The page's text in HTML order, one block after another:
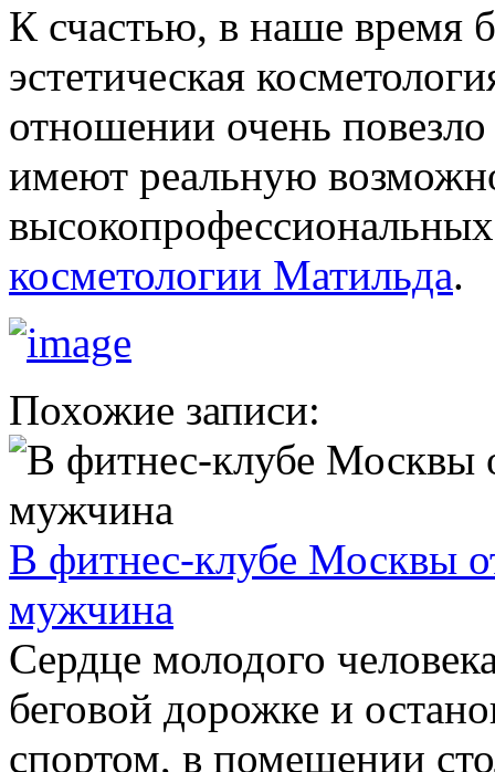
К счастью, в наше время
эстетическая
отношении очень
имеют реальную
косметологии Матильда.
Похожие записи:
В фитнес-клубе Москвы
мужчина
Сердце молодого
беговой дорожке и
спортом, в помещении